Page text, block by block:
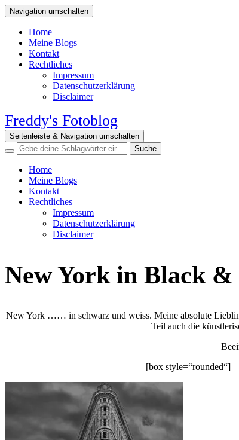
Navigation umschalten
Home
Meine Blogs
Kontakt
Rechtliches
Impressum
Datenschutzerklärung
Disclaimer
Freddy's Fotoblog
Seitenleiste & Navigation umschalten
Home
Meine Blogs
Kontakt
Rechtliches
Impressum
Datenschutzerklärung
Disclaimer
New York in Black
New York …… in schwarz und weiss. Meine absolute
Teil auch die
[box